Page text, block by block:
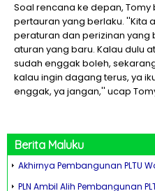
Soal rencana ke depan,
pertauran yang berlaku. ''Kita
peraturan dan perizinan yang
aturan yang baru. Kalau dulu
sudah enggak boleh,
kalau ingin dagang terus, ya
enggak, ya jangan,'' ucap
Berita Maluku
Akhirnya Pembangunan PLTU
PLN Ambil Alih Pembangunan